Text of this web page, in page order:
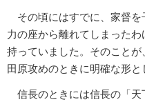
その頃にはすでに、家督を
力の座から離れてしまった
持っていました。そのこと
田原攻めのときに明確な形と
信長のときには信長の「天